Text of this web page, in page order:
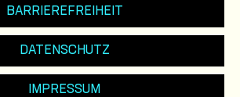
BARRIEREFREIHEIT
DATENSCHUTZ
IMPRESSUM